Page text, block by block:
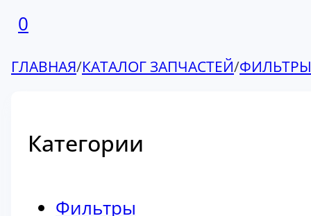
0
ГЛАВНАЯ/КАТАЛОГ ЗАПЧАСТЕЙ/ФИЛЬТРЫ
Категории
Фильтры